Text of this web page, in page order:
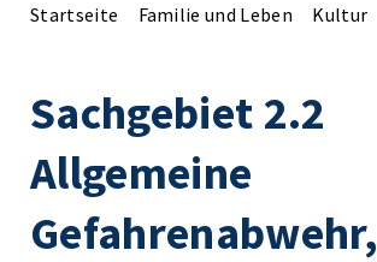
Startseite Familie und Leben Kultur
Sachgebiet 2.2
Allgemeine
Gefahrenabwehr,